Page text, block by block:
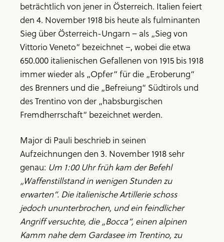
beträchtlich von jener in Österreich. Italien feiert
den 4. November 1918 bis heute als fulminanten
Sieg über Österreich-Ungarn – als „Sieg von
Vittorio Veneto“ bezeichnet –, wobei die etwa
650.000 italienischen Gefallenen von 1915 bis 1918
immer wieder als „Opfer“ für die „Eroberung“
des Brenners und die „Befreiung“ Südtirols und
des Trentino von der „habsburgischen
Fremdherrschaft“ bezeichnet werden.
Major di Pauli beschrieb in seinen
Aufzeichnungen den 3. November 1918 sehr
genau: Um 1:00 Uhr früh kam der Befehl
„Waffenstillstand in wenigen Stunden zu
erwarten“. Die italienische Artillerie schoss
jedoch ununterbrochen, und ein feindlicher
Angriff versuchte, die „Bocca“, einen alpinen
Kamm nahe dem Gardasee im Trentino, zu